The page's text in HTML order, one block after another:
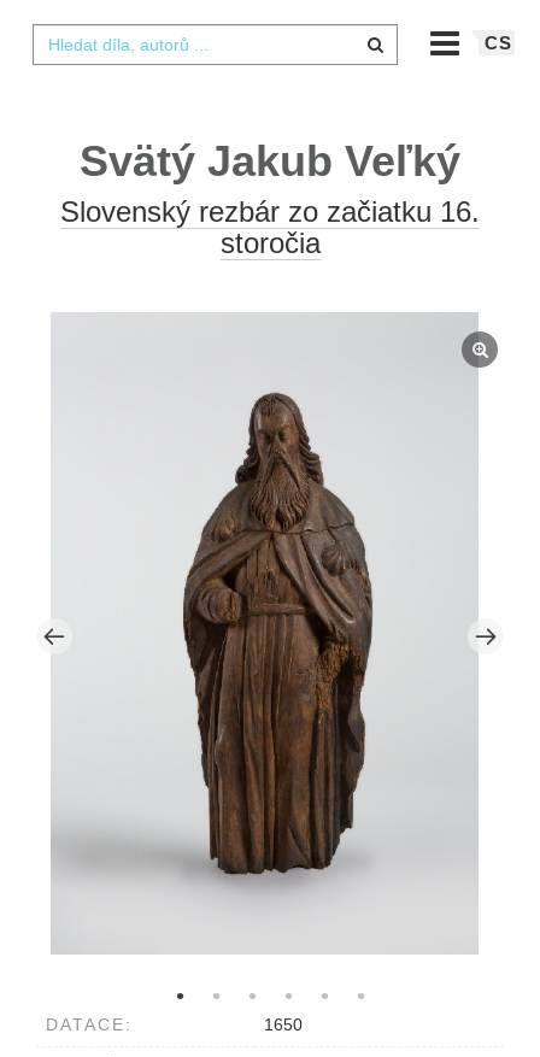
CS
Svätý Jakub Veľký
Slovenský rezbár zo začiatku 16.
storočia
DATACE: 1650